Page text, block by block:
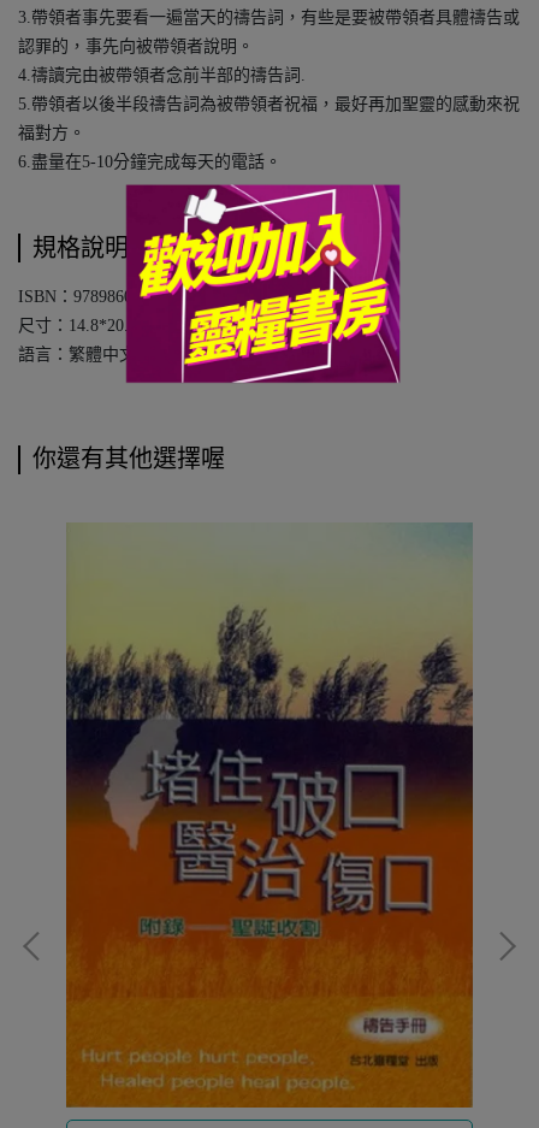
3.帶領者事先要看一遍當天的禱告詞，有些是要被帶領者具體禱告或
認罪的，事先向被帶領者說明。
4.禱讀完由被帶領者念前半部的禱告詞.
5.帶領者以後半段禱告詞為被帶領者祝福，最好再加聖靈的感動來祝
福對方。
6.盡量在5-10分鐘完成每天的電話。
規格說明
ISBN：9789860789324
尺寸：14.8*20.8cm
語言：繁體中文
你還有其他選擇喔